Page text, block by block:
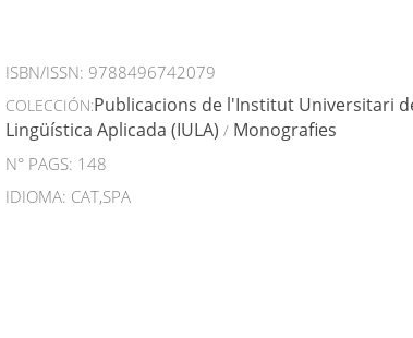
ISBN/ISSN: 9788496742079
COLECCIÓN:Publicacions de l'Institut Universitari
Lingüística Aplicada (IULA) / Monografies
N° PAGS: 148
IDIOMA: CAT,SPA